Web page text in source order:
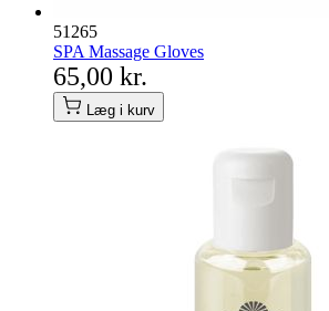
51265
SPA Massage Gloves
65,00 kr.
Læg i kurv